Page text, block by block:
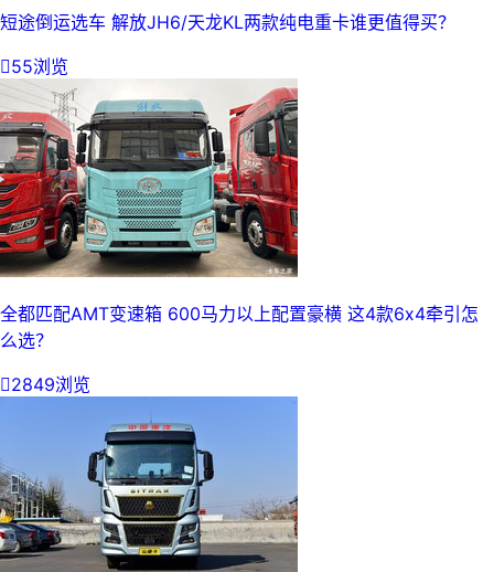
短途倒运选车 解放JH6/天龙KL两款纯电重卡谁更值得买？
55浏览
全都匹配AMT变速箱 600马力以上配置豪横 这4款6x4牵引怎
么选？
2849浏览